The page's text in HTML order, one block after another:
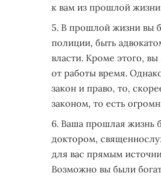
к вам из прошлой
В прошлой жизни вы
полиции, быть
власти. Кроме этого,
от работы время.
закон и право, то,
законом, то есть
Ваша прошлая жизнь
доктором,
для вас прямым
Возможно вы были